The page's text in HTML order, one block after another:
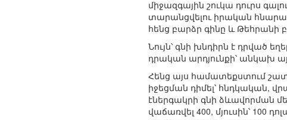
միջազգային շուկա դուրս
տարանցվելու իրական
հենց բարձր գինը և Թեհրանի
Նույն՝ գնի խնդիրն է դրված
դրական արդյունքի՝ անկախ
Հենց այս համատեքստում
իջեցման դիմել՝ հնդկական,
էներգակրի գնի ձևավորման
վաճառվել 400, մյուսին՝